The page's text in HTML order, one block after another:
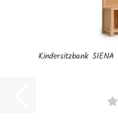
Kindersitzbank